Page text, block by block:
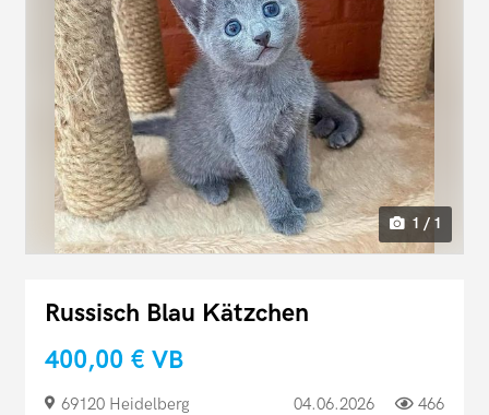
1 / 1
Russisch Blau Kätzchen
400,00 € VB
69120 Heidelberg 04.06.2026 466